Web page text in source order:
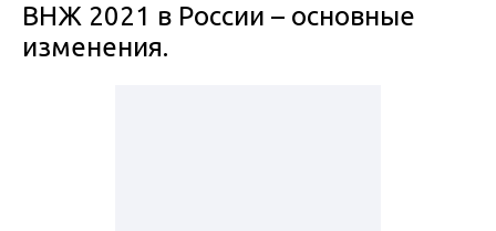
ВНЖ 2021 в России – основные
изменения.